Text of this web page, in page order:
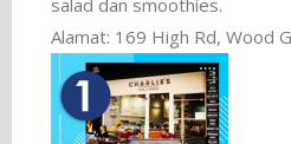
salad dan smoothies.
Alamat: 169 High Rd, Wood